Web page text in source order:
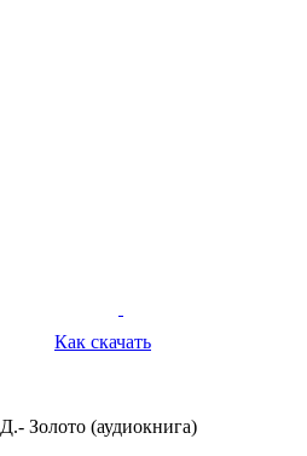
Как скачать
Золото (аудиокнига)